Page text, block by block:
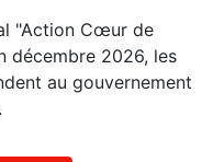
"Action Cœur de
décembre 2026, les
au gouvernement